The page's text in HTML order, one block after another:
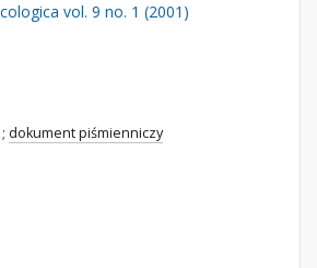
vol. 9 no. 1 (2001)
; dokument piśmienniczy